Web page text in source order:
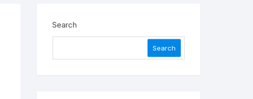
Search
Search